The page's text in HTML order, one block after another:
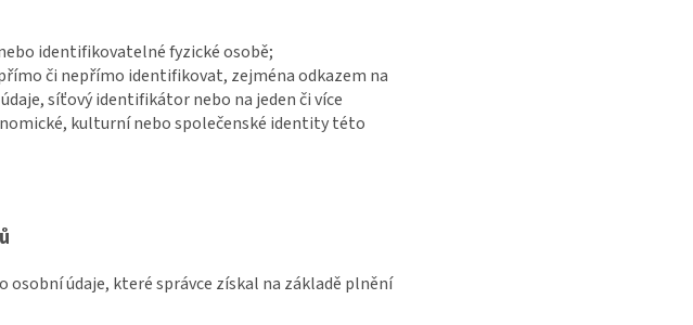
identifikovatelné fyzické osobě;
či nepřímo identifikovat, zejména odkazem na
síťový identifikátor nebo na jeden či více
kulturní nebo společenské identity této
osobní údaje, které správce získal na základě plnění